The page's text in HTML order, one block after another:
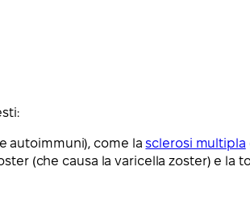
autoimmuni), come lasclerosi multipla
(che causa la varicella zoster) e la